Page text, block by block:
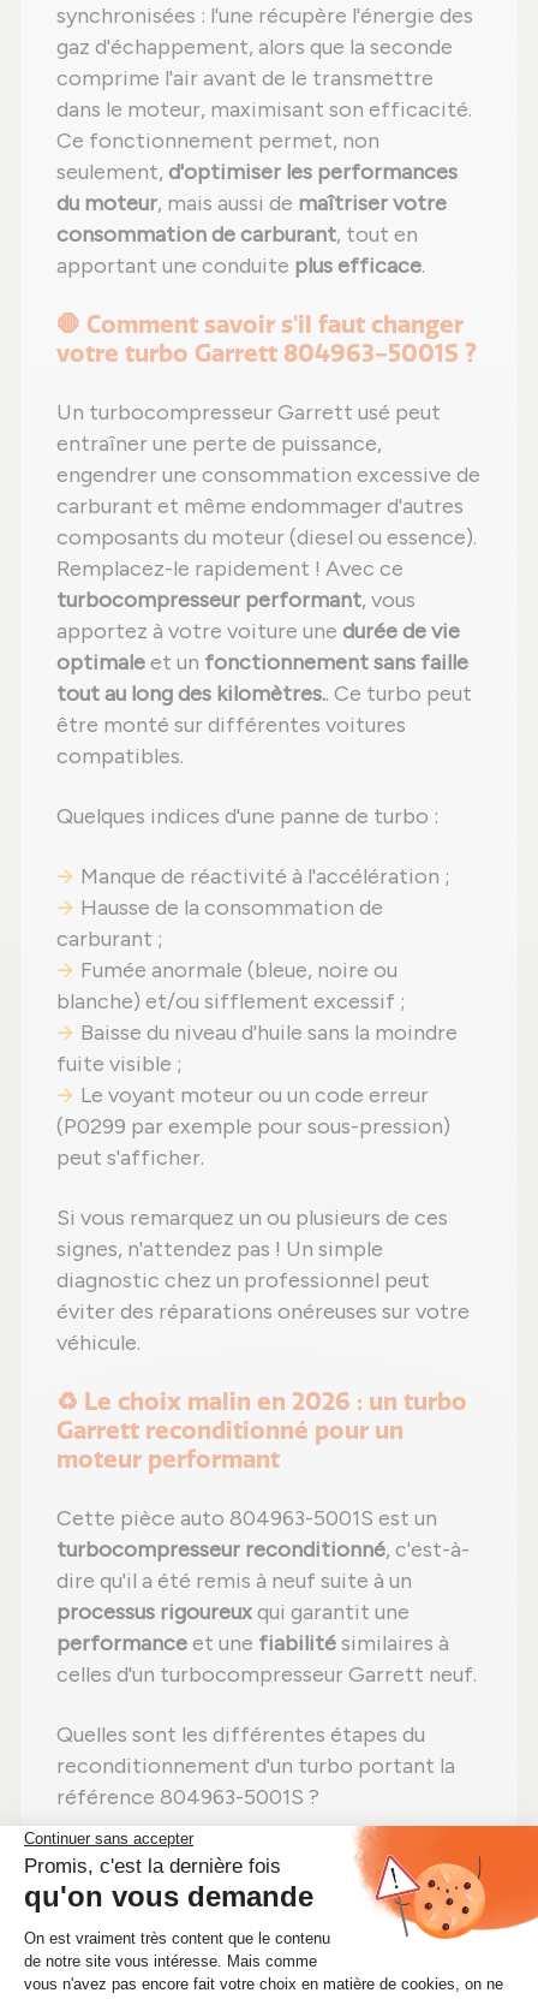
synchronisées : l'une récupère l'énergie des
gaz d'échappement, alors que la seconde
comprime l'air avant de le transmettre
dans le moteur, maximisant son efficacité.
Ce fonctionnement permet, non
seulement, d'optimiser les performances
du moteur, mais aussi de maîtriser votre
consommation de carburant, tout en
apportant une conduite plus efficace.
🛑 Comment savoir s'il faut changer
votre turbo Garrett 804963-5001S ?
Un turbocompresseur Garrett usé peut
entraîner une perte de puissance,
engendrer une consommation excessive de
carburant et même endommager d'autres
composants du moteur (diesel ou essence).
Remplacez-le rapidement ! Avec ce
turbocompresseur performant, vous
apportez à votre voiture une durée de vie
optimaleet un fonctionnement sans faille
tout au long des kilomètres.. Ce turbo peut
être monté sur différentes voitures
compatibles.
Quelques indices d'une panne de turbo :
Manque de réactivité à l'accélération ;
Hausse de la consommation de
carburant ;
Fumée anormale (bleue, noire ou
blanche) et/ou sifflement excessif ;
Baisse du niveau d'huile sans la moindre
fuite visible ;
Le voyant moteur ou un code erreur
(P0299 par exemple pour sous-pression)
peut s'afficher.
Si vous remarquez un ou plusieurs de ces
signes, n'attendez pas ! Un simple
diagnostic chez un professionnel peut
éviter des réparations onéreuses sur votre
véhicule.
♻️ Le choix malin en 2026 : un turbo
Garrett reconditionné pour un
moteur performant
Cette pièce auto 804963-5001S est un
turbocompresseur reconditionné, c'est-à-
dire qu'il a été remis à neuf suite à un
processus rigoureuxqui garantit une
performanceet une fiabilitésimilaires à
celles d'un turbocompresseur Garrett neuf.
Quelles sont les différentes étapes du
reconditionnement d'un turbo portant la
référence 804963-5001S ?
Étape 1 : Démontage total pour une
vérification complète ;
Nettoyage professionnelpour
éliminer toute impureté ;
Étape 3 :Contrôle détailléde chaque